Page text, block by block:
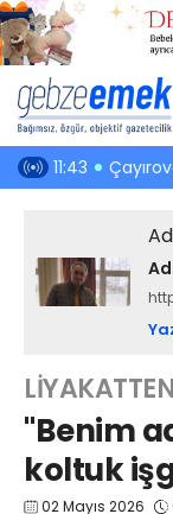
tesisi 11:43
"Benim
koltuk
02 Mayıs 2026